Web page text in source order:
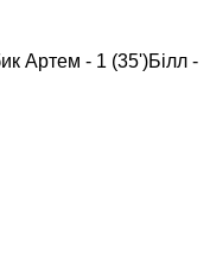
Артем - 1 (35')Білл -